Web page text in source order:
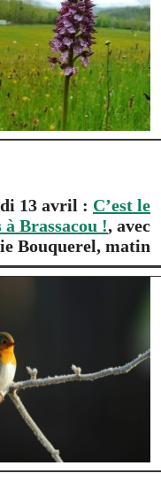
13 avril : C’est le
Brassacou !, avec
Bouquerel, matin